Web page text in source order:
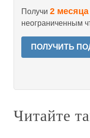
Получи 2
неограниченным
ПОЛУЧИТЬ
Читайте